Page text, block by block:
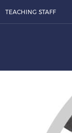
TEACHING STAFF